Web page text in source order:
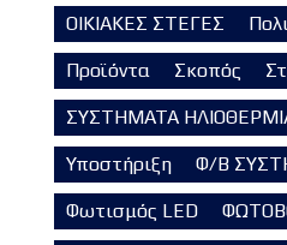
ΟΙΚΙΑΚΕΣ ΣΤΕΓΕΣ
Προϊόντα Σκοπός
ΣΥΣΤΗΜΑΤΑ
Υποστήριξη Φ/Β
Φωτισμός LED